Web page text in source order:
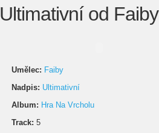
Ultimativní od Faiby
Umělec: Faiby
Nadpis: Ultimativní
Album: Hra Na Vrcholu
Track: 5